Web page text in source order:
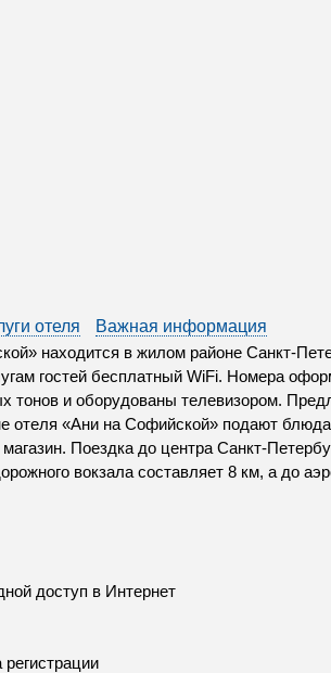
отеля
Важная информация
находится в жилом районе Санкт-
гостей бесплатный WiFi. Номера
тонов и оборудованы телевизором.
отеля «Ани на Софийской» подают
Поездка до центра Санкт-
вокзала составляет 8 км, а до
доступ в Интернет
регистрации